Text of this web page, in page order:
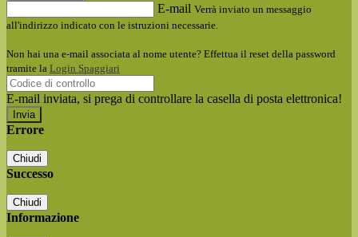
E-mail Verrà inviato un messaggio
all'indirizzo indicato con le istruzioni necessarie.
Non hai una e-mail associata al nome utente? Effettua il reset della password
tramite la Login Spaggiari
E-mail inviata, si prega di controllare la casella di posta elettronica!
Errore
Chiudi
Successo
Chiudi
Informazione